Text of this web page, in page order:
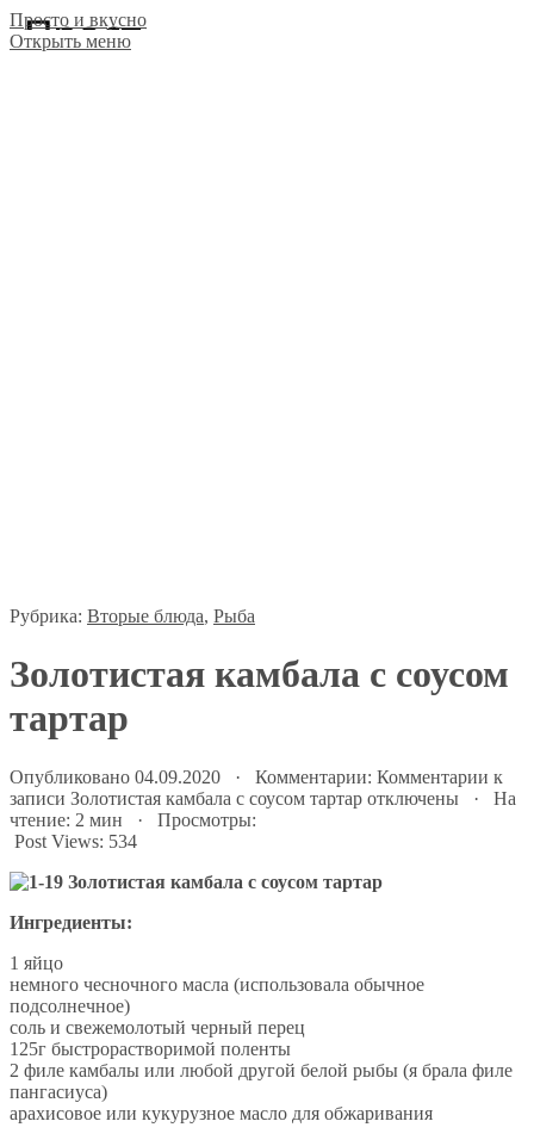
Просто и вкусно
Открыть меню
Рубрика: Вторые блюда, Рыба
Золотистая камбала с соусом
тартар
Опубликовано 04.09.2020 · Комментарии: Комментарии к
записи Золотистая камбала с соусом тартар отключены · На
чтение: 2 мин · Просмотры:
Post Views: 534
Ингредиенты:
1 яйцо
немного чесночного масла (использовала обычное
подсолнечное)
соль и свежемолотый черный перец
125г быстрорастворимой поленты
2 филе камбалы или любой другой белой рыбы (я брала филе
пангасиуса)
арахисовое или кукурузное масло для обжаривания